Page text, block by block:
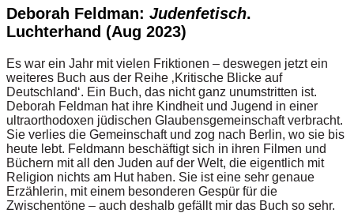
Deborah Feldman: Judenfetisch.
Luchterhand (Aug 2023)
Es war ein Jahr mit vielen Friktionen – deswegen jetzt ein
weiteres Buch aus der Reihe ‚Kritische Blicke auf
Deutschland‘. Ein Buch, das nicht ganz unumstritten ist.
Deborah Feldman hat ihre Kindheit und Jugend in einer
ultraorthodoxen jüdischen Glaubensgemeinschaft verbracht.
Sie verlies die Gemeinschaft und zog nach Berlin, wo sie bis
heute lebt. Feldmann beschäftigt sich in ihren Filmen und
Büchern mit all den Juden auf der Welt, die eigentlich mit
Religion nichts am Hut haben. Sie ist eine sehr genaue
Erzählerin, mit einem besonderen Gespür für die
Zwischentöne – auch deshalb gefällt mir das Buch so sehr.